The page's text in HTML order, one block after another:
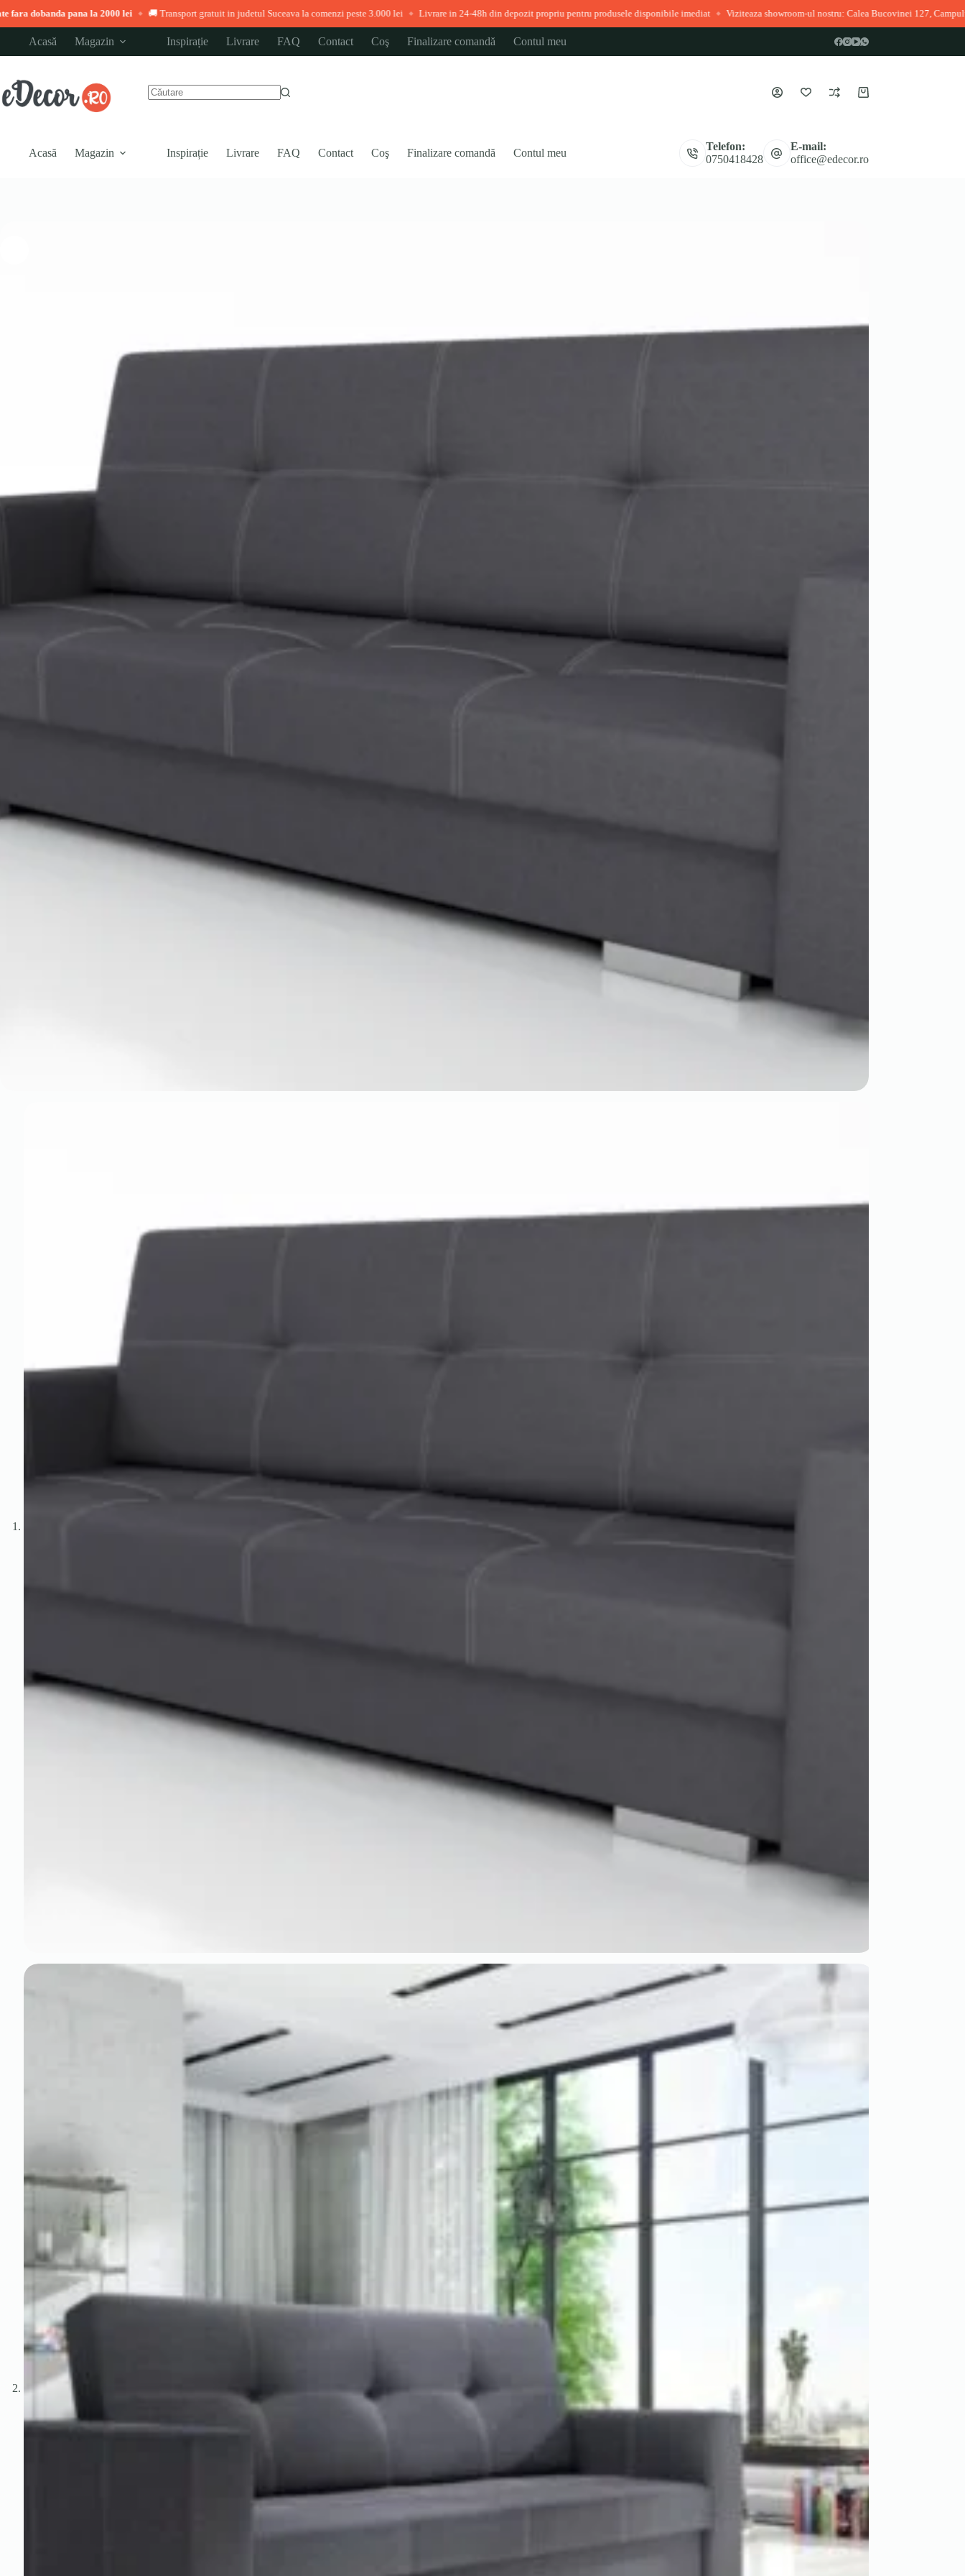
pana la 2000 lei ◆ 🚚 Transport gratuit in judetul Suceava la comenzi peste 3.000 lei ◆ Livrare in 24-48h din depozit propriu pentru produsele disponibile imediat ◆ Viziteaza showroom-ul nostru: Calea Bucovinei 127, Campulung
conținut
Acasă Magazin Inspirație Livrare FAQ Contact Coş Finalizare comandă Contul meu
Coș
Acasă Magazin Inspirație Livrare FAQ Contact Coş Finalizare comandă Contul meu
Telefon:
0750418428
E-mail:
office@edecor.ro